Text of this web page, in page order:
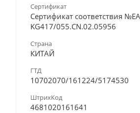
Сертификат
Сертификат соответствия
KG417/055.CN.02.05956
Страна
КИТАЙ
ГТД
10702070/161224/5174530
ШтрихКод
4681020161641